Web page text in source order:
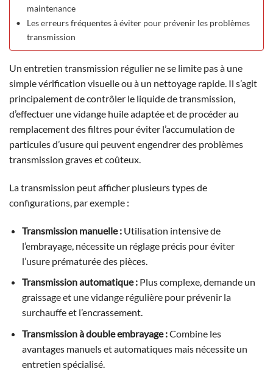
maintenance
Les erreurs fréquentes à éviter pour prévenir les problèmes
transmission
Un entretien transmission régulier ne se limite pas à une
simple vérification visuelle ou à un nettoyage rapide. Il s’agit
principalement de contrôler le liquide de transmission,
d’effectuer une vidange huile adaptée et de procéder au
remplacement des filtres pour éviter l’accumulation de
particules d’usure qui peuvent engendrer des problèmes
transmission graves et coûteux.
La transmission peut afficher plusieurs types de
configurations, par exemple :
Transmission manuelle :Utilisation intensive de
l’embrayage, nécessite un réglage précis pour éviter
l’usure prématurée des pièces.
Transmission automatique :Plus complexe, demande un
graissage et une vidange régulière pour prévenir la
surchauffe et l’encrassement.
Transmission à double embrayage :Combine les
avantages manuels et automatiques mais nécessite un
entretien spécialisé.